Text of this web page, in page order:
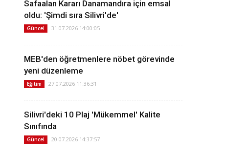
Safaalan Kararı Danamandıra için emsal
oldu: 'Şimdi sıra Silivri'de'
Güncel 31.07.2026 14:00:05
MEB'den öğretmenlere nöbet görevinde
yeni düzenleme
Eğitim 27.07.2026 11:36:31
Silivri'deki 10 Plaj 'Mükemmel' Kalite
Sınıfında
Güncel 20.07.2026 14:37:57